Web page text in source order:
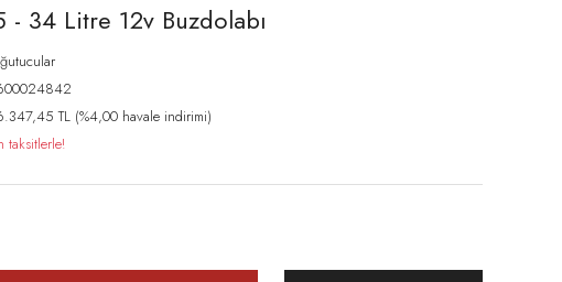
- 34 Litre 12v Buzdolabı
TL (%4,00 havale indirimi)